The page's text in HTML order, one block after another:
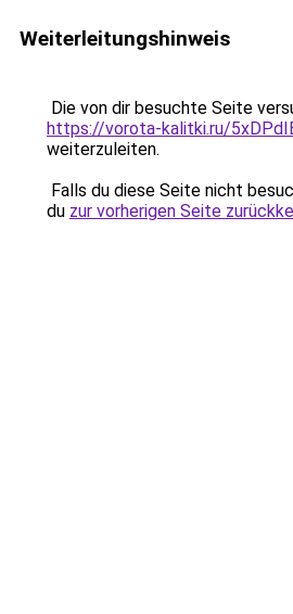
Weiterleitungshinweis
Die von dir besuchte Seite
https://vorota-kalitki.ru/
weiterzuleiten.
Falls du diese Seite nicht
du zur vorherigen Seite